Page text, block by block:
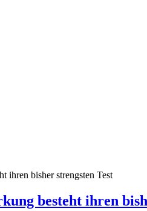
ihren bisher strengsten Test
besteht ihren